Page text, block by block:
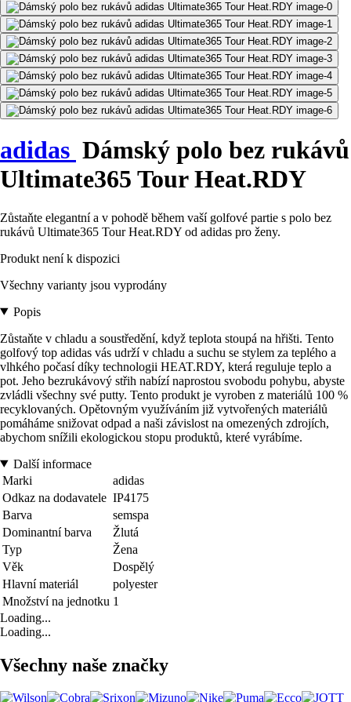
adidas Dámský polo bez rukávů
Ultimate365 Tour Heat.RDY
Zůstaňte elegantní a v pohodě během vaší golfové partie s polo bez
rukávů Ultimate365 Tour Heat.RDY od adidas pro ženy.
Produkt není k dispozici
Všechny varianty jsou vyprodány
Popis
Zůstaňte v chladu a soustředění, když teplota stoupá na hřišti. Tento
golfový top adidas vás udrží v chladu a suchu se stylem za teplého a
vlhkého počasí díky technologii HEAT.RDY, která reguluje teplo a
pot. Jeho bezrukávový střih nabízí naprostou svobodu pohybu, abyste
zvládli všechny své putty. Tento produkt je vyroben z materiálů 100 %
recyklovaných. Opětovným využíváním již vytvořených materiálů
pomáháme snižovat odpad a naši závislost na omezených zdrojích,
abychom snížili ekologickou stopu produktů, které vyrábíme.
Další informace
Marki
adidas
Odkaz na dodavatele IP4175
Barva
semspa
Dominantní barva
Žlutá
Typ
Žena
Věk
Dospělý
Hlavní materiál
polyester
Množství na jednotku 1
Loading...
Loading...
Všechny naše značky